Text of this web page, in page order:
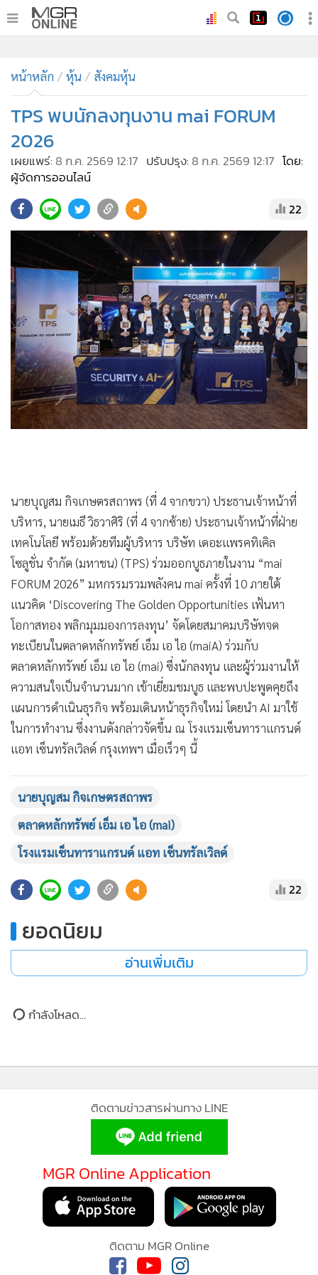
• ทันเหตุการณ์
• ภาคใต้
• ภูมิภาค
• Online Section
• บันเทิง
• ผู้จัดการรายวัน
• คอลัมนิสต์
• ละคร
CbizReview
• Cyber BIZ
• ผู้จัดกวน
• Good health & Well-being
• Green Innovation & SD
• Management & HR
• MGR Live
• Infographic
• การเมือง
• ต่างประเทศ
• Special Scoop
• เศรษฐกิจ-ธุรกิจ
• จีน
• ชุมชน-คุณภาพชีวิต
• อาชญากรรม
• Motoring
• เกม
• วิทยาศาสตร์
• SMEs
• หุ้น
• อินโดจีน
Factcheck
ญี่ปุ่น
News1
หน้าหลัก หุ้น สังคมหุ้น
TPS พบนักลงทุนงาน mai FORUM
2026
เผยแพร่: 8 ก.ค. 2569 12:17 ปรับปรุง: 8 ก.ค. 2569 12:17 โดย:
ผู้จัดการออนไลน์
22
นายบุญสม กิจเกษตรสถาพร (ที่ 4 จากขวา) ประธานเจ้าหน้าที่
บริหาร, นายเมธี วิธวาศิริ (ที่ 4 จากซ้าย) ประธานเจ้าหน้าที่ฝ่าย
เทคโนโลยี พร้อมด้วยทีมผู้บริหาร บริษัท เดอะแพรคทิเคิล
โซลูชั่น จำกัด (มหาชน) (TPS) ร่วมออกบูธภายในงาน “mai
FORUM 2026” มหกรรมรวมพลังคน mai ครั้งที่ 10 ภายใต้
แนวคิด ‘Discovering The Golden Opportunities เฟ้นหา
โอกาสทอง พลิกมุมมองการลงทุน’ จัดโดยสมาคมบริษัทจด
ทะเบียนในตลาดหลักทรัพย์ เอ็ม เอ ไอ (maiA) ร่วมกับ
ตลาดหลักทรัพย์ เอ็ม เอ ไอ (mai) ซึ่งนักลงทุน และผู้ร่วมงานให้
ความสนใจเป็นจำนวนมาก เข้าเยี่ยมชมบูธ และพบปะพูดคุยถึง
แผนการดำเนินธุรกิจ พร้อมเดินหน้าธุรกิจใหม่ โดยนำ AI มาใช้
ในการทำงาน ซึ่งงานดังกล่าวจัดขึ้น ณ โรงแรมเซ็นทาราแกรนด์
แอท เซ็นทรัลเวิลด์ กรุงเทพฯ เมื่อเร็วๆ นี้
นายบุญสม กิจเกษตรสถาพร
ตลาดหลักทรัพย์ เอ็ม เอ ไอ (mai)
โรงแรมเซ็นทาราแกรนด์ แอท เซ็นทรัลเวิลด์
22
ยอดนิยม
อ่านเพิ่มเติม
กำลังโหลด...
ติดตามข่าวสารผ่านทาง LINE
MGR Online Application
ติดตาม MGR Online